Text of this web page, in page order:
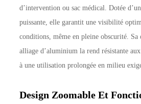
d’intervention ou sac médical. Dotée
puissante, elle garantit une visibilité
conditions, même en pleine obscurité. Sa
alliage d’aluminium la rend résistante
à une utilisation prolongée en milieu
Design Zoomable Et